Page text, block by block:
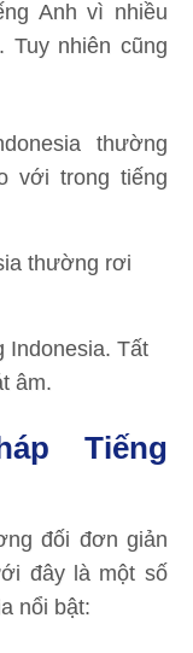
Anh vì nhiều
nhiên cũng
thường
với trong tiếng
thường rơi
Indonesia. Tất
âm.
Tiếng
đối đơn giản
đây là một số
nổi bật: